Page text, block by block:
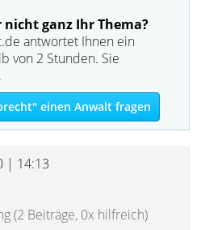
ganz Ihr Thema?
antwortet Ihnen ein
von 2 Stunden. Sie
einen Anwalt fragen
| 14:13
(2 Beiträge, 0x hilfreich)